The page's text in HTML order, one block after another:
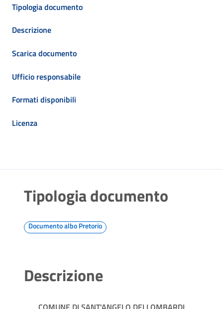
Tipologia documento
Descrizione
Scarica documento
Ufficio responsabile
Formati disponibili
Licenza
Tipologia documento
Documento albo Pretorio
Descrizione